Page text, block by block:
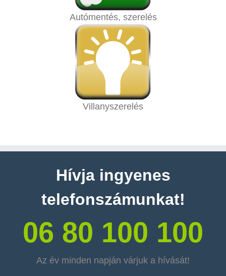
Autómentés, szerelés
Villanyszerelés
Hívja ingyenes
telefonszámunkat!
06 80 100 100
Az év minden napján várjuk a hívását!